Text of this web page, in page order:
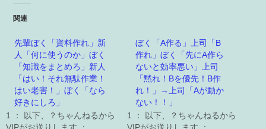
関連
先輩ぼく「資料作れ」新
人「何に使うのか」ぼく
「知識をまとめろ」新人
「はい！それ無駄作業！
はい老害！」ぼく「なら
好きにしろ」
1 ： 以下、？ちゃんねるから
ぼく「A作る」上司「B
作れ」ぼく「先にA作ら
ないと効率悪い」上司
「黙れ！Bを優先！B作
れ！」→上司「Aが動か
ない！！」
1 ： 以下、？ちゃんねるから